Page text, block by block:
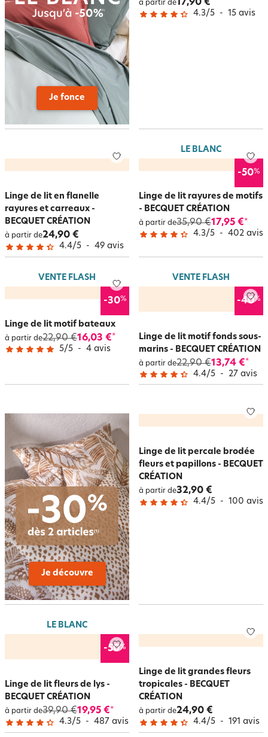
à partir de17,90 €
4.3/5 - 15 avis
Linge de lit en flanelle
rayures et carreaux -
BECQUET CRÉATION
à partir de24,90 €
4.4/5 - 49 avis
LE BLANC
-50%
Linge de lit rayures de motifs
- BECQUET CRÉATION
à partir de35,90 €17,95 €*
4.3/5 - 402 avis
VENTE FLASH
-30%
Linge de lit motif bateaux
à partir de22,90 €16,03 €*
5/5 - 4 avis
VENTE FLASH
-40%
Linge de lit motif fonds sous-
marins - BECQUET CRÉATION
à partir de22,90 €13,74 €*
4.4/5 - 27 avis
Linge de lit percale brodée
fleurs et papillons - BECQUET
CRÉATION
à partir de32,90 €
4.4/5 - 100 avis
LE BLANC
-50%
Linge de lit fleurs de lys -
BECQUET CRÉATION
à partir de39,90 €19,95 €*
4.3/5 - 487 avis
Linge de lit grandes fleurs
tropicales - BECQUET
CRÉATION
à partir de24,90 €
4.4/5 - 191 avis
Je fonce
Je découvre